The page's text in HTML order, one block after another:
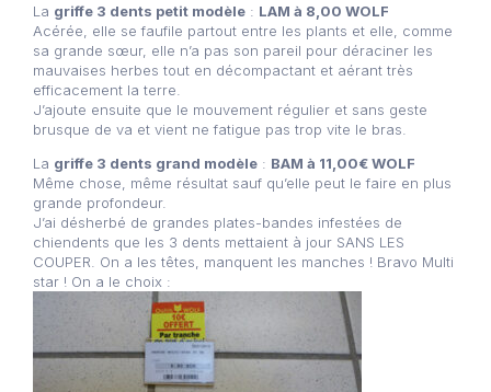
La griffe 3 dents petit modèle : LAM à 8,00 WOLF
Acérée, elle se faufile partout entre les plants et elle, comme
sa grande sœur, elle n’a pas son pareil pour déraciner les
mauvaises herbes tout en décompactant et aérant très
efficacement la terre.
J’ajoute ensuite que le mouvement régulier et sans geste
brusque de va et vient ne fatigue pas trop vite le bras.
La griffe 3 dents grand modèle : BAM à 11,00€ WOLF
Même chose, même résultat sauf qu’elle peut le faire en plus
grande profondeur.
J’ai désherbé de grandes plates-bandes infestées de
chiendents que les 3 dents mettaient à jour SANS LES
COUPER. On a les têtes, manquent les manches ! Bravo Multi
star ! On a le choix :